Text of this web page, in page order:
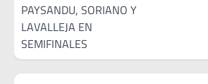
PAYSANDU, SORIANO Y
LAVALLEJA EN
SEMIFINALES